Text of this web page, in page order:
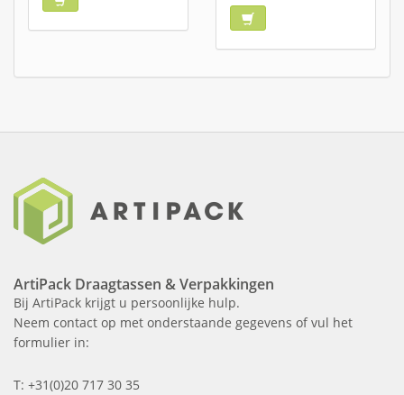
ArtiPack Draagtassen & Verpakkingen
Bij ArtiPack krijgt u persoonlijke hulp.
Neem contact op met onderstaande gegevens of vul het
formulier in:
T: +31(0)20 717 30 35